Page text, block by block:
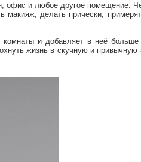
офис и любое другое помещение.
макияж, делать прически,
комнаты и добавляет в неё
жизнь в скучную и